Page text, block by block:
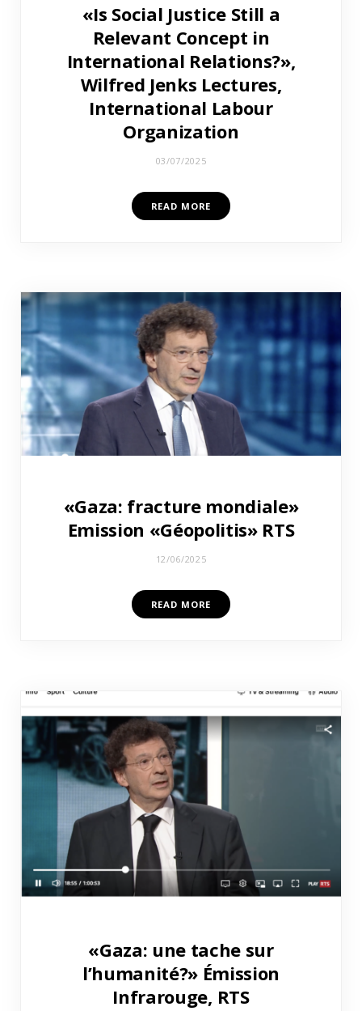
«Is Social Justice Still a
Relevant Concept in
International Relations?»,
Wilfred Jenks Lectures,
International Labour
Organization
03/07/2025
READ MORE
«Gaza: fracture mondiale»
Emission «Géopolitis» RTS
12/06/2025
READ MORE
«Gaza: une tache sur
l’humanité?» Émission
Infrarouge, RTS